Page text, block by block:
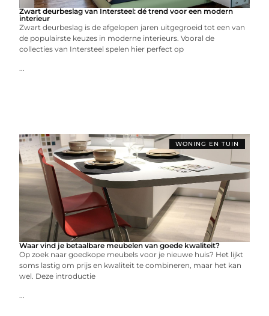
Zwart deurbeslag van Intersteel: dé trend voor een modern
interieur
Zwart deurbeslag is de afgelopen jaren uitgegroeid tot een van
de populairste keuzes in moderne interieurs. Vooral de
collecties van Intersteel spelen hier perfect op
...
WONING EN TUIN
Waar vind je betaalbare meubelen van goede kwaliteit?
Op zoek naar goedkope meubels voor je nieuwe huis? Het lijkt
soms lastig om prijs en kwaliteit te combineren, maar het kan
wel. Deze introductie
...